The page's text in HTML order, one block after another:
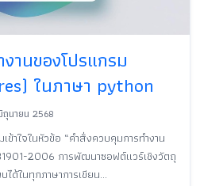
านของโปรแกรม
ในภาษา python
นายน 2568
ข้าใจในหัวข้อ “คำสั่งควบคุมการทำงาน
2006 การพัฒนาซอฟต์แวร์เชิงวัตถุ
ด้ในทุกภาษาการเขียน...